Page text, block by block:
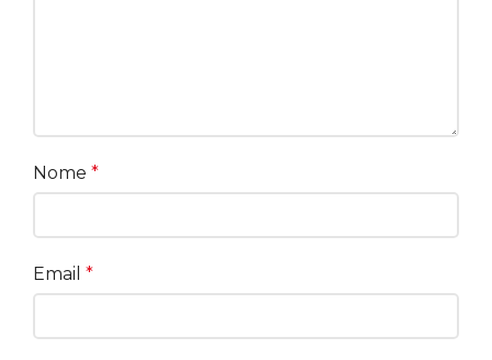
Nome *
Email *